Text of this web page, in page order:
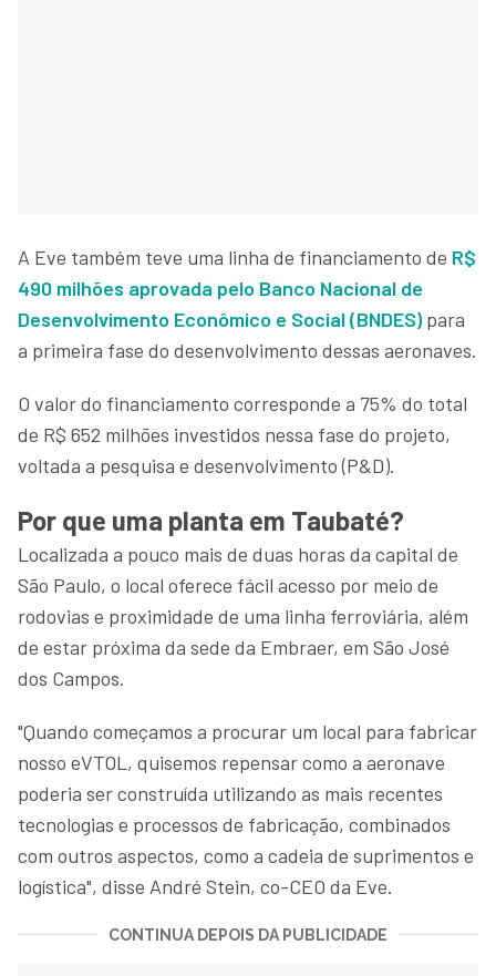
A Eve também teve uma linha de financiamento de R$
490 milhões aprovada pelo Banco Nacional de
Desenvolvimento Econômico e Social (BNDES) para
a primeira fase do desenvolvimento dessas aeronaves.
O valor do financiamento corresponde a 75% do total
de R$ 652 milhões investidos nessa fase do projeto,
voltada a pesquisa e desenvolvimento (P&D).
Por que uma planta em Taubaté?
Localizada a pouco mais de duas horas da capital de
São Paulo, o local oferece fácil acesso por meio de
rodovias e proximidade de uma linha ferroviária, além
de estar próxima da sede da Embraer, em São José
dos Campos.
"Quando começamos a procurar um local para fabricar
nosso eVTOL, quisemos repensar como a aeronave
poderia ser construída utilizando as mais recentes
tecnologias e processos de fabricação, combinados
com outros aspectos, como a cadeia de suprimentos e
logística", disse André Stein, co-CEO da Eve.
CONTINUA DEPOIS DA PUBLICIDADE